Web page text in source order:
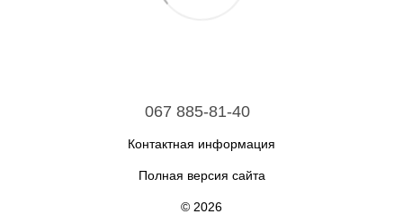
067 885-81-40
Контактная информация
Полная версия сайта
© 2026